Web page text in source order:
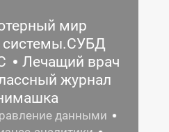
мир
системы.СУБД
Лечащий врач
журнал
данными